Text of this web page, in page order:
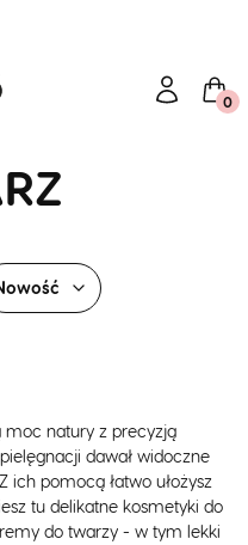
Zaloguj się
moc natury z precyzją
dawał widoczne
ich pomocą łatwo ułożysz
tu delikatne kosmetyki do
do twarzy - w tym lekki